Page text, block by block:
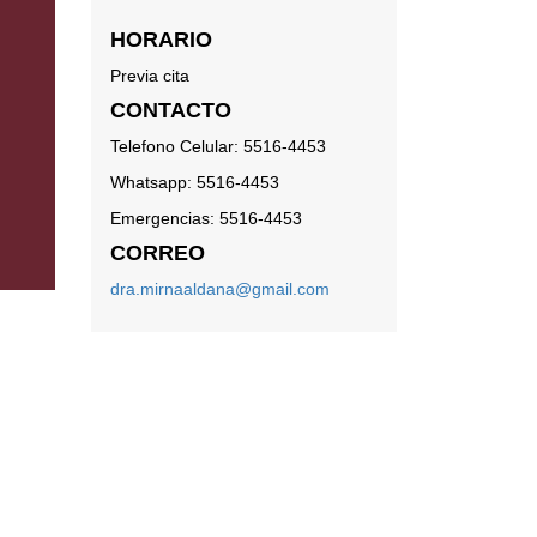
HORARIO
Previa cita
CONTACTO
Telefono Celular: 5516-4453
Whatsapp: 5516-4453
Emergencias: 5516-4453
CORREO
dra.mirnaaldana@gmail.com